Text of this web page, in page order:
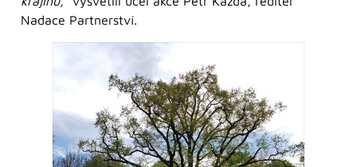
Nadace Partnerství.